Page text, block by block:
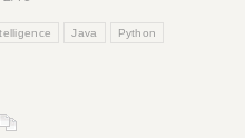
Java Python